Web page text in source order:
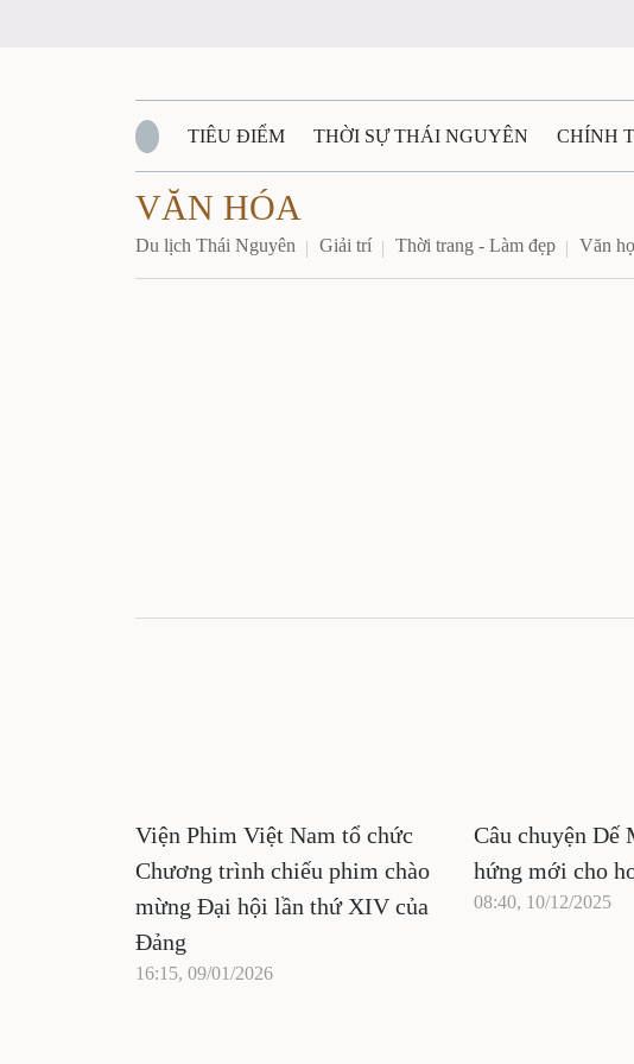
TIÊU ĐIỂM THỜI SỰ THÁI NGUYÊN CHÍNH
QUỐC PHÒNG - AN NINH
QUÊ HƯƠNG - ĐẤT NƯỚC QUỐC TẾ TÀI
VĂN NGHỆ THÁI
VĂN HÓA
Du lịch Thái Nguyên Giải trí Thời trang - Làm đẹp Văn
Viện Phim Việt Nam tổ chức
Chương trình chiếu phim chào
mừng Đại hội lần thứ XIV của
Đảng
16:15, 09/01/2026
Câu chuyện Dế
hứng mới cho
08:40, 10/12/2025